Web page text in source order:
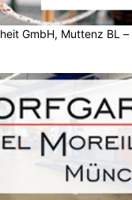
GmbH, Muttenz BL